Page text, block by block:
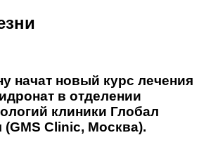
начат новый курс лечения
в отделении
клиники Глобал
Clinic, Москва).